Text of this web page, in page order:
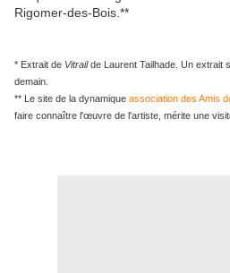
Rigomer-des-Bois.**
* Extrait de Vitrailde Laurent Tailhade. Un extrait
demain.
** Le site de la dynamique association des Amis
faire connaître l'œuvre de l'artiste, mérite une